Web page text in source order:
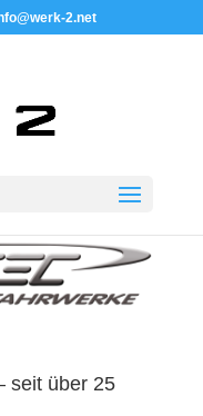
2.net
seit über 25